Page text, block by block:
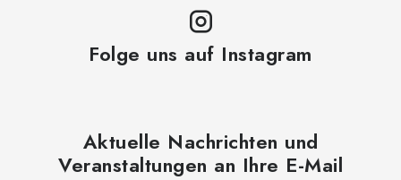
Folge uns auf Instagram
Aktuelle Nachrichten und
Veranstaltungen an Ihre E-Mail